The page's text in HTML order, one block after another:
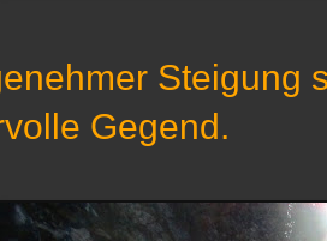
Steigung
Gegend.